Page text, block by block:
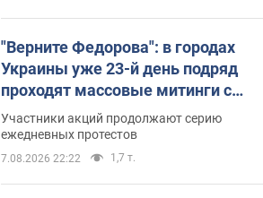
"Верните Федорова": в городах
Украины уже 23-й день подряд
проходят массовые митинги с
плакатами. Фото и видео
Участники акций продолжают серию
ежедневных протестов
7.08.2026 22:22 1,7 т.